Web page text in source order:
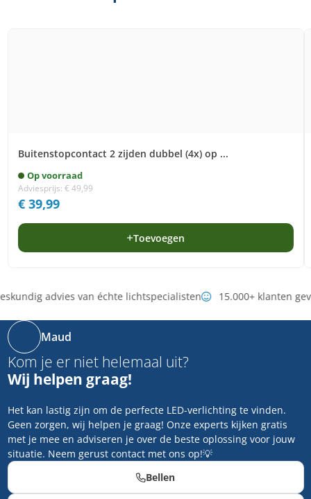
Buitenstopcontact 2 zijden dubbel (4x) op ...
Op voorraad
Adviesprijs: €49,99
€39,99
Toevoegen
advies van échte lichtspecialisten 15.000+ klanten
Maud
Kom je er niet helemaal uit?
Wij helpen graag!
Het kan lastig zijn om de perfecte LED-verlichting te vinden.
Geen zorgen, wij helpen je graag! Onze experts kijken gratis
met je mee en adviseren je over de beste oplossing voor jouw
situatie. Neem gerust contact met ons op!💡
Bellen